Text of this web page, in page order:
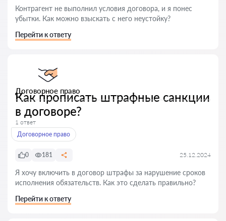
Контрагент не выполнил условия договора, и я понес
убытки. Как можно взыскать с него неустойку?
Перейти к ответу
Договорное право
Как прописать штрафные санкции
в договоре?
1 ответ
Договорное право
0 181 25.12.2024
Я хочу включить в договор штрафы за нарушение сроков
исполнения обязательств. Как это сделать правильно?
Перейти к ответу